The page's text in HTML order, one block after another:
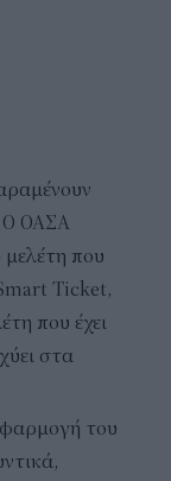
Ο ΟΑΣΑ
που
Ticket,
που έχει
στα
του